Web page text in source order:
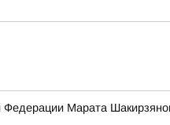
Марата